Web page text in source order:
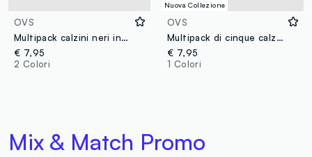
OVS
Multipack calzini neri in misto cotone regular fit
€ 7,95
2 Colori
Nuova Collezione
OVS
Multipack di cinque calzini bianchi in cotone organico
€ 7,95
1 Colori
Mix & Match Promo